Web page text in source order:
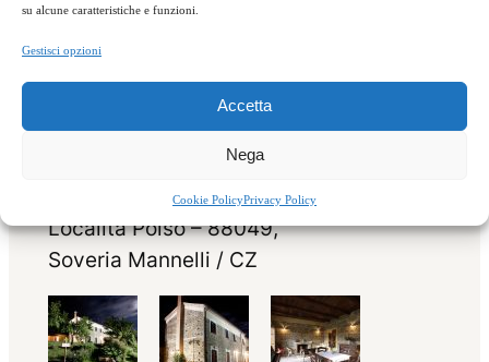
su alcune caratteristiche e funzioni.
Gestisci opzioni
Accetta
Nega
Cookie PolicyPrivacy Policy
Località Polso – 88049,
Soveria Mannelli / CZ